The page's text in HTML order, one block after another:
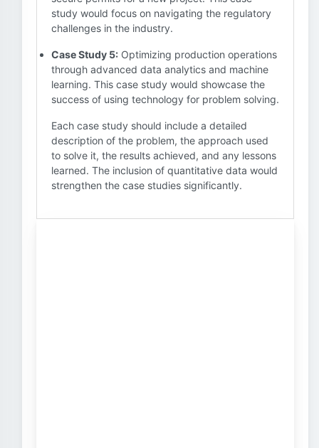
study would focus on navigating the regulatory
challenges in the industry.
Case Study 5: Optimizing production operations
through advanced data analytics and machine
learning. This case study would showcase the
success of using technology for problem solving.
Each case study should include a detailed
description of the problem, the approach used
to solve it, the results achieved, and any lessons
learned. The inclusion of quantitative data would
strengthen the case studies significantly.